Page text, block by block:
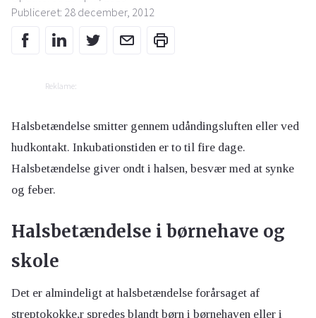
Publiceret: 28 december, 2012
Reklame:
Halsbetændelse smitter gennem udåndingsluften eller ved
hudkontakt. Inkubationstiden er to til fire dage.
Halsbetændelse giver ondt i halsen, besvær med at synke
og feber.
Halsbetændelse i børnehave og
skole
Det er almindeligt at halsbetændelse forårsaget af
streptokokke,r spredes blandt børn i børnehaven eller i